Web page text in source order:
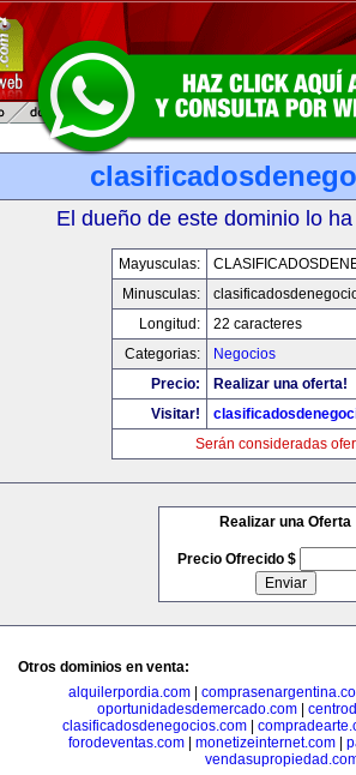
El dueño de este dominio lo
Mayusculas:
Minusculas:
Longitud:
22 caracteres
Categorias:
Negocios
Precio:
Realizar una oferta!
Visitar!
Serán consideradas
Realizar una Oferta
Precio Ofrecido $
Otros dominios en venta:
alquilerpordia.com
oportunidadesdemercado.com
clasificadosdenegocios.com|
forodeventas.com| monetizeinternet.com|